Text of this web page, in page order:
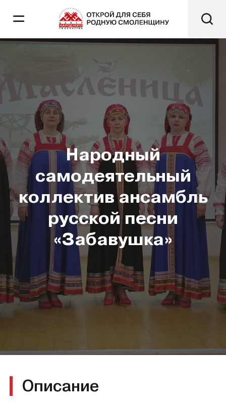
Народный
самодеятельный
коллектив ансамбль
русской песни
«Забавушка»
Описание